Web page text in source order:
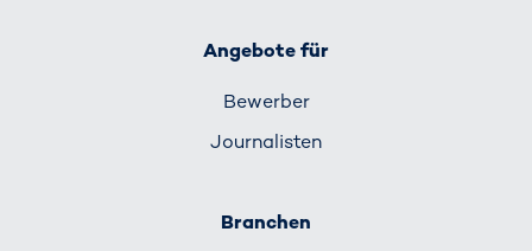
Angebote für
Bewerber
Journalisten
Branchen